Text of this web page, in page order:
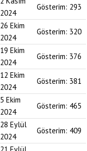
2024
Gösterim: 293
26 Ekim
2024
Gösterim: 320
19 Ekim
2024
Gösterim: 376
12 Ekim
2024
Gösterim: 381
5 Ekim
2024
Gösterim: 465
28 Eylül
2024
Gösterim: 409